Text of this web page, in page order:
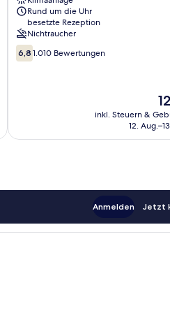
Rund um die Uhr
besetzte Rezeption
Nichtraucher
6.8
von
6,8 1.010 Bewertungen
inkl. Steuern &
12.
Anmelden Jetzt